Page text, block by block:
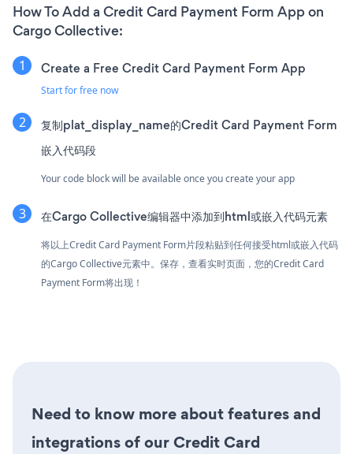
How To Add a Credit Card Payment Form App on
Cargo Collective:
Create a Free Credit Card Payment Form App
Start for free now
复制plat_display_name的Credit Card Payment Form
嵌入代码段
Your code block will be available once you create your app
在Cargo Collective编辑器中添加到html或嵌入代码元素
将以上Credit Card Payment Form片段粘贴到任何接受html或嵌入代码
的Cargo Collective元素中。保存，查看实时页面，您的Credit Card
Payment Form将出现！
Need to know more about features and
integrations of our Credit Card